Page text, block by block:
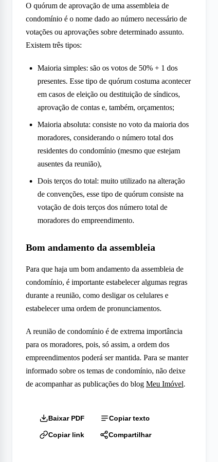
O quórum de aprovação de uma assembleia de
condomínio é o nome dado ao número necessário de
votações ou aprovações sobre determinado assunto.
Existem três tipos:
Maioria simples: são os votos de 50% + 1 dos
presentes. Esse tipo de quórum costuma acontecer
em casos de eleição ou destituição de síndicos,
aprovação de contas e, também, orçamentos;
Maioria absoluta: consiste no voto da maioria dos
moradores, considerando o número total dos
residentes do condomínio (mesmo que estejam
ausentes da reunião),
Dois terços do total: muito utilizado na alteração
de convenções, esse tipo de quórum consiste na
votação de dois terços dos número total de
moradores do empreendimento.
Bom andamento da assembleia
Para que haja um bom andamento da assembleia de
condomínio, é importante estabelecer algumas regras
durante a reunião, como desligar os celulares e
estabelecer uma ordem de pronunciamentos.
A reunião de condomínio é de extrema importância
para os moradores, pois, só assim, a ordem dos
empreendimentos poderá ser mantida. Para se manter
informado sobre os temas de condomínio, não deixe
de acompanhar as publicações do blog Meu Imóvel.
Baixar PDF Copiar texto
Copiar link Compartilhar